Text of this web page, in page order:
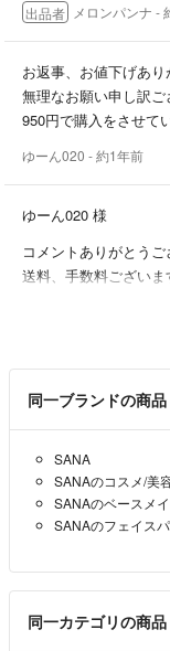
なるべく早急の発送を
入金のタイミング、
など発送が遅くなる
基本発送は、休みの日
発送にお時間頂く場合
最近コメントでお値
入も連絡もない方がい
場合は必ずご一報お願
出品者 メロンパンナ -
お返事、お値下げあり
無理なお願い申し訳
950円で購入をさせて
ゆーん020 - 約1年前
ゆーん020 様
コメントありがとうご
送料、手数料ござい
いきなりのコメント失
よろしくお願いいたし
ゆーん020- 約1年前
同一ブランドの商品
SANA
SANAのコスメ/美
SANAのベースメ
SANAのフェイス
同一カテゴリの商品